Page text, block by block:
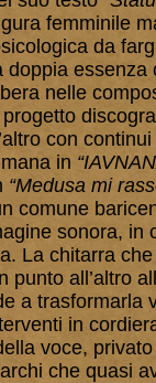
femminile
da
nelle
con
in
“Medusa mi
comune
sonora,
La chitarra
punto all’altro
a trasformarla
in
voce,
che quasi